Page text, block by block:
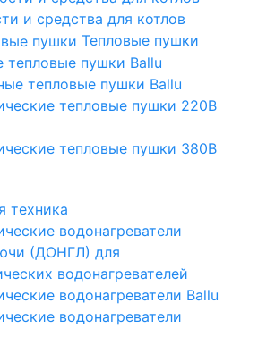
и средства для котлов
Тепловые пушки
тепловые пушки Ballu
тепловые пушки Ballu
тепловые пушки 220В
тепловые пушки 380В
техника
водонагреватели
(ДОНГЛ) для
водонагревателей
водонагреватели Ballu
водонагреватели